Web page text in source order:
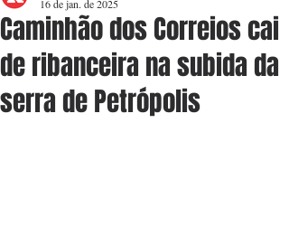
Caminhão dos Correios cai
de ribanceira na subida da
serra de Petrópolis
16 de jan. de 2025